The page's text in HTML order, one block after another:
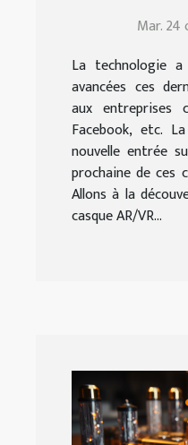
Mar. 24
La technologie
avancées ces
aux entreprises
Facebook, etc.
nouvelle entrée
prochaine de ces
Allons à la
casque AR/VR...